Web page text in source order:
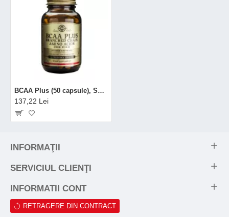
BCAA Plus (50 capsule), Solgar
137,22 Lei
INFORMAŢII
SERVICIUL CLIENŢI
INFORMATII CONT
RETRAGERE DIN CONTRACT